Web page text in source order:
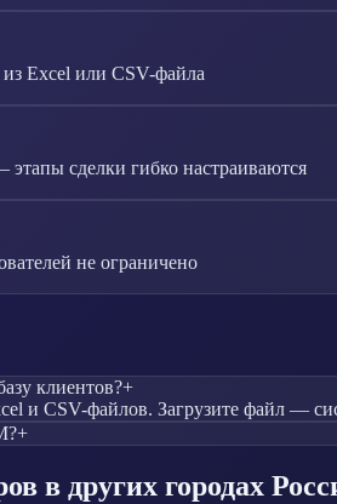
Excel или CSV-файла
сделки гибко настраиваются
не ограничено
клиентов?+
и CSV-файлов. Загрузите файл —
+
в других городах